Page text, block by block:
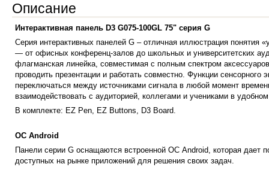
Описание
Интерактивная панель D3 G075-100GL 75" cерия G
Серия интерактивных панелей G – отличная иллюстрация понятия
— от офисных конференц-залов до школьных и университетских
флагманская линейка, совместимая с полным спектром
проводить презентации и работать совместно. Функции
переключаться между источниками сигнала в любой момент
взаимодействовать с аудиторией, коллегами и учениками в
В комплекте: EZ Pen, EZ Buttons, D3 Board.
ОС Android
Панели серии G оснащаются встроенной ОС Android, которая дает
доступных на рынке приложений для решения своих задач.